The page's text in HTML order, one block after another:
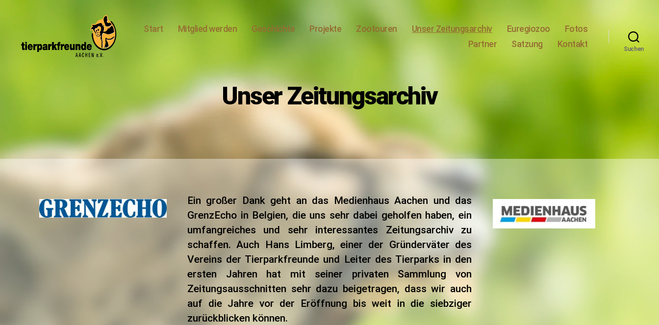
Start Mitglied werden Geschichte Projekte Zootouren Unser Zeitungsarchiv Euregiozoo
Fotos
Partner
Satzung Kontakt Suchen
Unser Zeitungsarchiv
Ein großer Dank geht an das Medienhaus Aachen und das
GrenzEcho in Belgien, die uns sehr dabei geholfen haben, ein
umfangreiches und sehr interessantes Zeitungsarchiv zu
schaffen. Auch Hans Limberg, einer der Gründerväter des
Vereins der Tierparkfreunde und Leiter des Tierparks in den
ersten Jahren hat mit seiner privaten Sammlung von
Zeitungsausschnitten sehr dazu beigetragen, dass wir auch
auf die Jahre vor der Eröffnung bis weit in die siebziger
zurückblicken können.